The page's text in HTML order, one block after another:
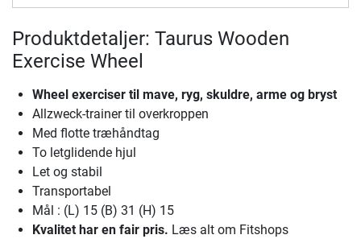
Produktdetaljer: Taurus Wooden
Exercise Wheel
Wheel exerciser til mave, ryg, skuldre, arme og bryst
Allzweck-trainer til overkroppen
Med flotte træhåndtag
To letglidende hjul
Let og stabil
Transportabel
Mål : (L) 15 (B) 31 (H) 15
Kvalitet har en fair pris. Læs alt om Fitshops